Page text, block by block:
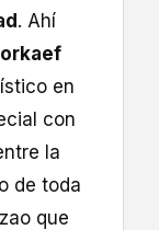
. Ahí
en
con
la
de toda
que